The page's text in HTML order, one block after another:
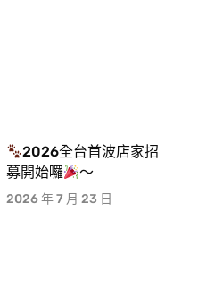
2026全台首波店家招
募開始囉
～
2026 年 7 月 23 日